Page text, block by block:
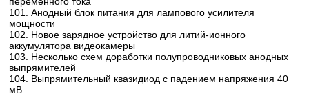
101. Анодный блок питания для лампового усилителя
мощности
102. Новое зарядное устройство для литий-ионного
аккумулятора видеокамеры
103. Несколько схем доработки полупроводниковых анодных
выпрямителей
104. Выпрямительный квазидиод с падением напряжения 40
мВ